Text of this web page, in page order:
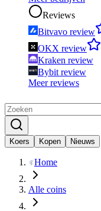
Reviews
Bitvavo review
OKX review
Kraken review
Bybit review
Meer reviews
Koers Kopen Nieuws
Home
Alle coins